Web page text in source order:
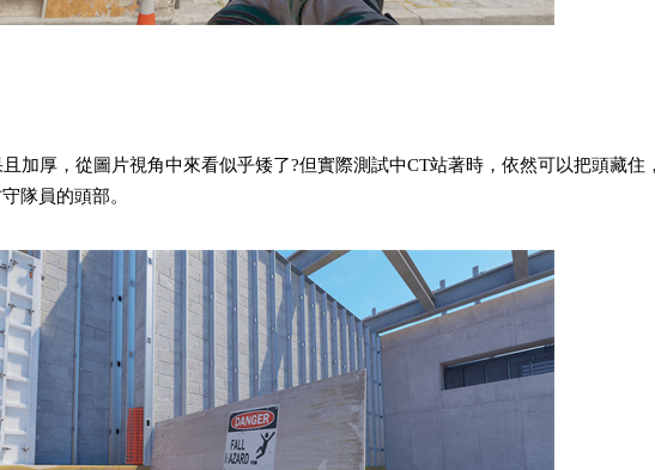
加厚，從圖片視角中來看似乎矮了?但實際測試中CT站著時，依然可以把頭藏住，
隊員的頭部。